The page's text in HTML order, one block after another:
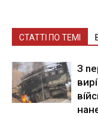
СТАТТІ ПО ТЕМІ
З